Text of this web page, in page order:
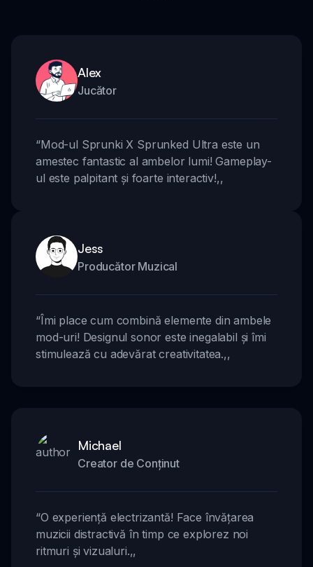
Alex
Jucător
“Mod-ul Sprunki X Sprunked Ultra este un
amestec fantastic al ambelor lumi! Gameplay-
ul este palpitant și foarte interactiv!,,
Jess
Producător Muzical
“Îmi place cum combină elemente din ambele
mod-uri! Designul sonor este inegalabil și îmi
stimulează cu adevărat creativitatea.,,
Michael
Creator de Conținut
“O experiență electrizantă! Face învățarea
muzicii distractivă în timp ce explorez noi
ritmuri și vizualuri.,,